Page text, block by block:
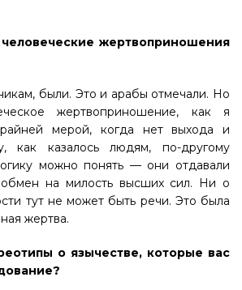
жертвоприношения
были. Это и арабы отмечали. Но
жертвоприношение, как я
мерой, когда нет выхода и
как казалось людям, по-другому
можно понять — они отдавали
на милость высших сил. Ни о
тут не может быть речи. Это была
жертва.
о язычестве, которые вас